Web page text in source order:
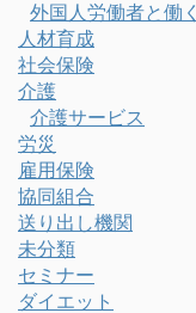
外国人労働者と働く
人材育成
社会保険
介護
介護サービス
労災
雇用保険
協同組合
送り出し機関
未分類
セミナー
ダイエット